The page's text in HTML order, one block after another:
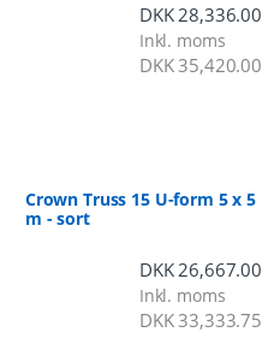
DKK28,336.00
Inkl. moms
DKK35,420.00
Crown Truss 15 U-form 5 x 5
m - sort
DKK26,667.00
Inkl. moms
DKK33,333.75